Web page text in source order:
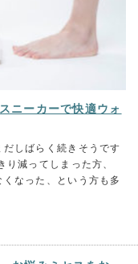
ニーカーで快適ウォ
しばらく続きそうです
減ってしまった方、
なった、という方も多